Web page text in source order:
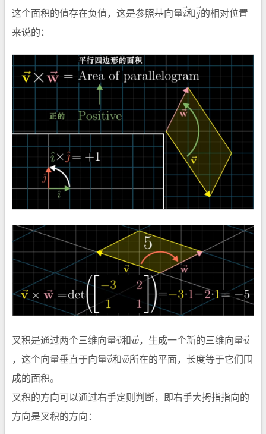
这个面积的值存在负值，这是参照基向量i→
和 j→的相对位置
来说的：
叉积是通过两个三维向量v
→
和 w
→，生成一个新的三维向量u
→
，这个向量垂直于向量v
→
和 w
→所在的平面，长度等于它们围
成的面积。
叉积的方向可以通过右手定则判断，即右手大拇指指向的
方向是叉积的方向：